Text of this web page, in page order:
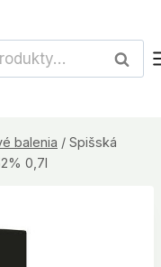
balenia / Spišská
0,7l